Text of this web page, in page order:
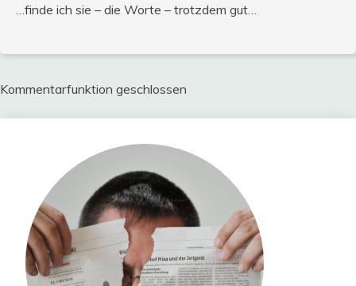
…finde ich sie – die Worte – trotzdem gut…
Kommentarfunktion geschlossen